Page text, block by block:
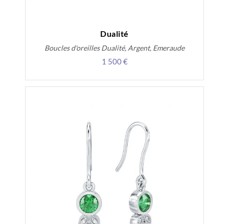
Dualité
Boucles d'oreilles Dualité, Argent, Emeraude
1 500 €